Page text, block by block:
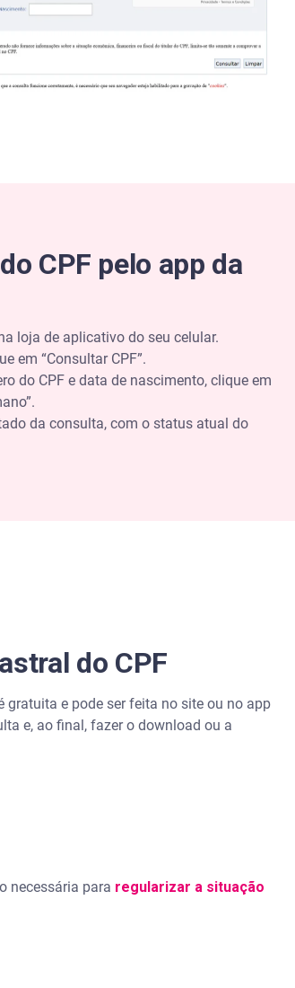
CPF pelo app da
loja de aplicativo do seu celular.
em “Consultar CPF”.
do CPF e data de nascimento, clique em
da consulta, com o status atual do
do CPF
gratuita e pode ser feita no site ou no app
e, ao final, fazer o download ou a
necessária para regularizar a situação